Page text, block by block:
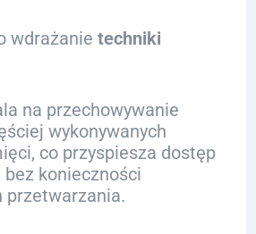
wdrażanie techniki
na przechowywanie
wykonywanych
co przyspiesza dostęp
bez konieczności
przetwarzania.